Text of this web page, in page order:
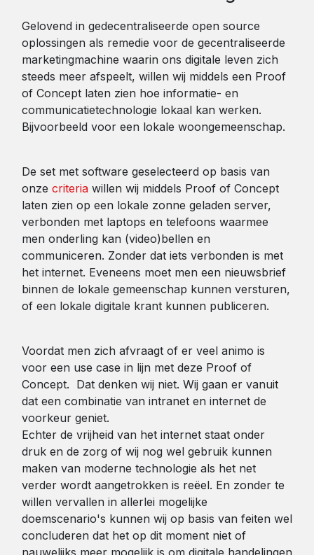
Gelovend in gedecentraliseerde open source
oplossingen als remedie voor de gecentraliseerde
marketingmachine waarin ons digitale leven zich
steeds meer afspeelt, willen wij middels een Proof
of Concept laten zien hoe informatie- en
communicatietechnologie lokaal kan werken.
Bijvoorbeeld voor een lokale woongemeenschap.
De set met software geselecteerd op basis van
onze criteria willen wij middels Proof of Concept
laten zien op een lokale zonne geladen server,
verbonden met laptops en telefoons waarmee
men onderling kan (video)bellen en
communiceren. Zonder dat iets verbonden is met
het internet. Eveneens moet men een nieuwsbrief
binnen de lokale gemeenschap kunnen versturen,
of een lokale digitale krant kunnen publiceren.
Voordat men zich afvraagt of er veel animo is
voor een use case in lijn met deze Proof of
Concept. Dat denken wij niet. Wij gaan er vanuit
dat een combinatie van intranet en internet de
voorkeur geniet.
Echter de vrijheid van het internet staat onder
druk en de zorg of wij nog wel gebruik kunnen
maken van moderne technologie als het net
verder wordt aangetrokken is reëel. En zonder te
willen vervallen in allerlei mogelijke
doemscenario's kunnen wij op basis van feiten wel
concluderen dat het op dit moment niet of
nauwelijks meer mogelijk is om digitale handelingen